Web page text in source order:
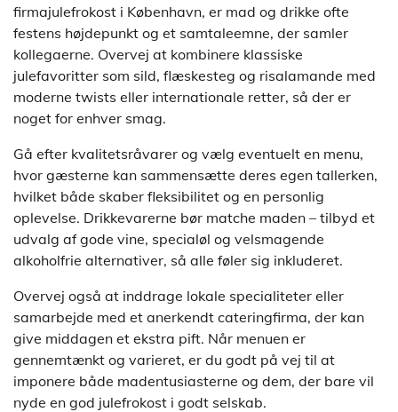
firmajulefrokost i København, er mad og drikke ofte
festens højdepunkt og et samtaleemne, der samler
kollegaerne. Overvej at kombinere klassiske
julefavoritter som sild, flæskesteg og risalamande med
moderne twists eller internationale retter, så der er
noget for enhver smag.
Gå efter kvalitetsråvarer og vælg eventuelt en menu,
hvor gæsterne kan sammensætte deres egen tallerken,
hvilket både skaber fleksibilitet og en personlig
oplevelse. Drikkevarerne bør matche maden – tilbyd et
udvalg af gode vine, specialøl og velsmagende
alkoholfrie alternativer, så alle føler sig inkluderet.
Overvej også at inddrage lokale specialiteter eller
samarbejde med et anerkendt cateringfirma, der kan
give middagen et ekstra pift. Når menuen er
gennemtænkt og varieret, er du godt på vej til at
imponere både madentusiasterne og dem, der bare vil
nyde en god julefrokost i godt selskab.